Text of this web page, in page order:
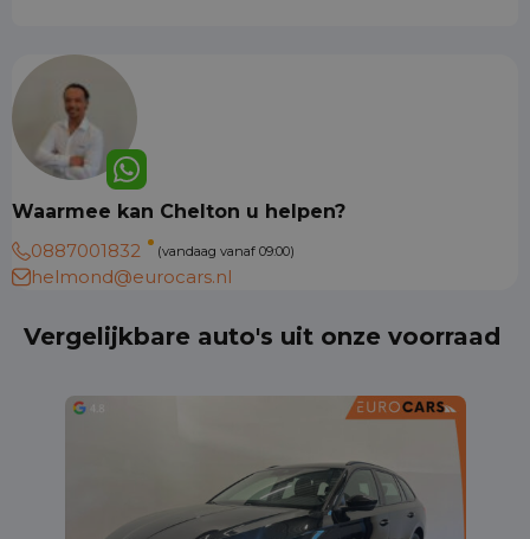
Waarmee kan Chelton u helpen?
0887001832
(vandaag vanaf 09:00)
helmond@eurocars.nl
Vergelijkbare auto's uit onze voorraad